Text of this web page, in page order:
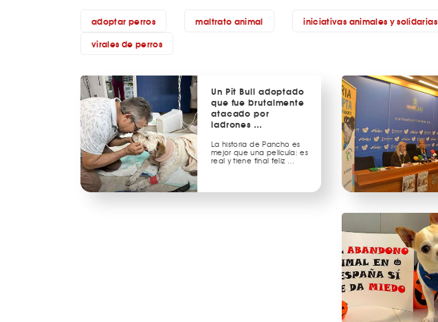
adoptar perros maltrato animal iniciativas animales y solidarias
virales de perros
Un Pit Bull adoptado
que fue brutalmente
atacado por
ladrones …
La historia de Pancho es
mejor que una película: es
real y tiene final feliz …